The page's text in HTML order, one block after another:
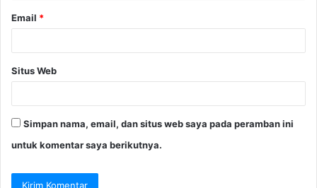
Email *
Situs Web
Simpan nama, email, dan situs web saya pada peramban ini
untuk komentar saya berikutnya.